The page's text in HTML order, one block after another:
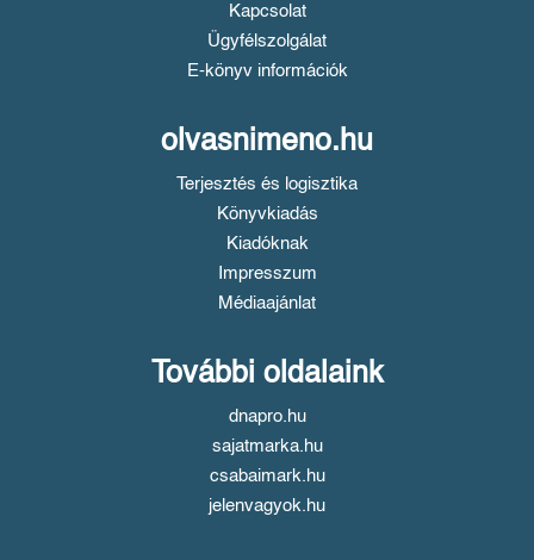
Kapcsolat
Ügyfélszolgálat
E-könyv információk
olvasnimeno.hu
Terjesztés és logisztika
Könyvkiadás
Kiadóknak
Impresszum
Médiaajánlat
További oldalaink
dnapro.hu
sajatmarka.hu
csabaimark.hu
jelenvagyok.hu